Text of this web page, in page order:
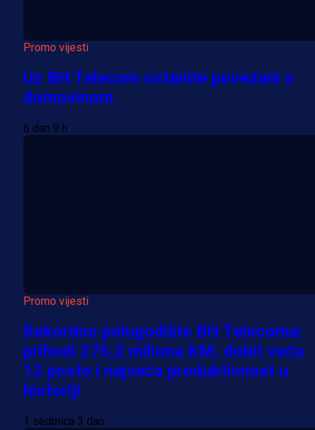
Promo vijesti
Uz BH Telecom ostanite povezani s
domovinom
6 dan 9 h
Promo vijesti
Rekordno polugodište BH Telecoma:
prihodi 275,2 miliona KM, dobit veća
12 posto i najveća produktivnost u
historiji
1 sedmica 3 dan